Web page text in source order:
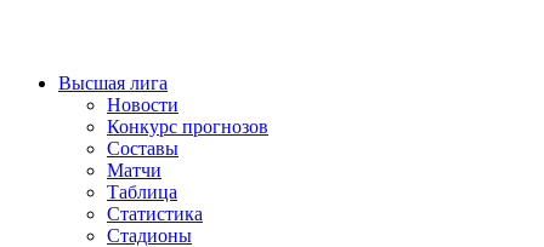
Высшая лига
Новости
Конкурс прогнозов
Составы
Матчи
Таблица
Статистика
Стадионы